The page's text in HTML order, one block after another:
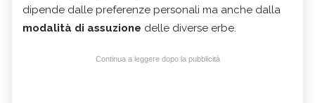
dipende dalle preferenze personali ma anche dalla
modalità di assuzione delle diverse erbe.
Continua a leggere dopo la pubblicità